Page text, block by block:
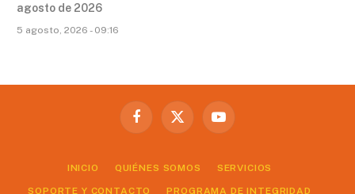
agosto de 2026
5 agosto, 2026 - 09:16
Facebook
X
YouTube
INICIO QUIÉNES SOMOS SERVICIOS
SOPORTE Y CONTACTO PROGRAMA DE INTEGRIDAD